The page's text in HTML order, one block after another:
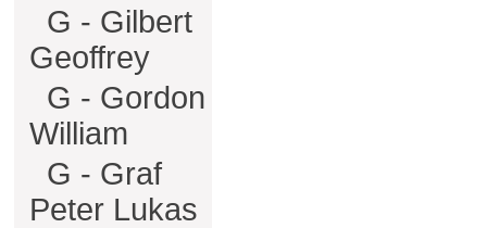
G - Gilbert
Geoffrey
G - Gordon
William
G - Graf
Peter Lukas